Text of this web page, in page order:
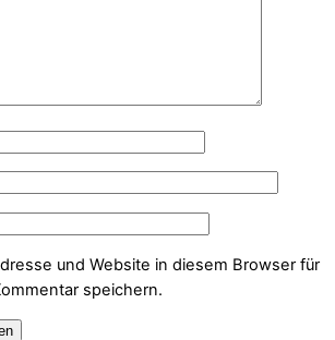
und Website in diesem Browser für
speichern.